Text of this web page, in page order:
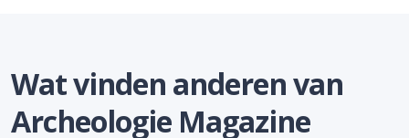
Wat vinden anderen van
Archeologie Magazine